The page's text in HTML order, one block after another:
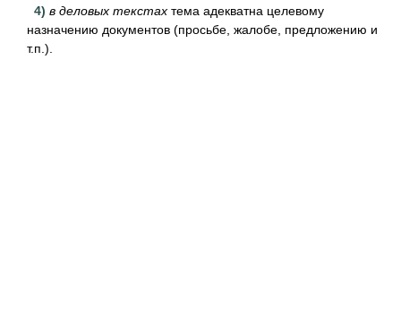
4) в деловых текстах тема адекватна целевому
назначению документов (просьбе, жалобе, предложению и
т.п.).